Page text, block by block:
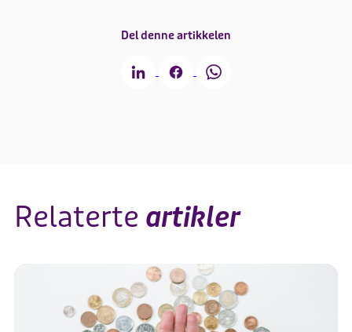
Del denne artikkelen
Relaterte artikler